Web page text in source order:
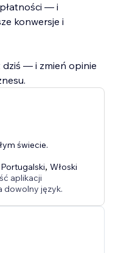
— i
konwersje i
dziś — i zmień opinie
świecie.
Portugalski,Włoski
aplikacji
dowolny język.